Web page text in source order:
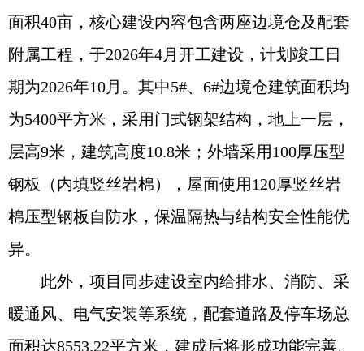
面积40亩，核心建设内容包含两座边境仓及配套
附属工程，于2026年4月开工建设，计划竣工日
期为2026年10月。其中5#、6#边境仓建筑面积均
为5400平方米，采用门式钢架结构，地上一层，
层高9米，建筑高度10.8米；外墙采用100厚压型
钢板（内填竖丝岩棉），屋面使用120厚竖丝岩
棉压型钢板自防水，保温隔热与结构安全性能优
异。
此外，项目同步建设室内给排水、消防、采
暖通风、电气安装等系统，配套道路及停车场总
面积达8553.22平方米，建成后将形成功能完善、